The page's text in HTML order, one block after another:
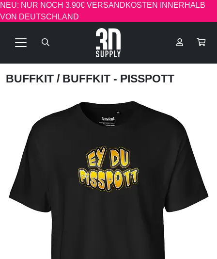
NEU: NUR NOCH 3.90€ VERSANDKOSTEN INNERHALB
VON DEUTSCHLAND
BUFFKIT / BUFFKIT - PISSPOTT